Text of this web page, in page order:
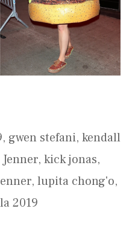
, gwen stefani, kendall
, kick jonas,
, lupita chong'o,
2019